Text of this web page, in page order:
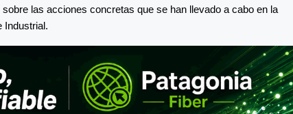
las acciones concretas que se han llevado a cabo en la
Industrial.